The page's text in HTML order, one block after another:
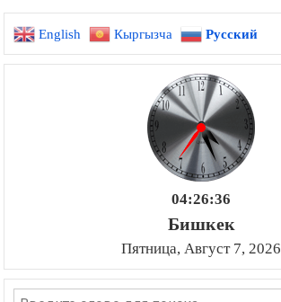
English Кыргызча Русский
04:26:36
Бишкек
Пятница, Август 7, 2026